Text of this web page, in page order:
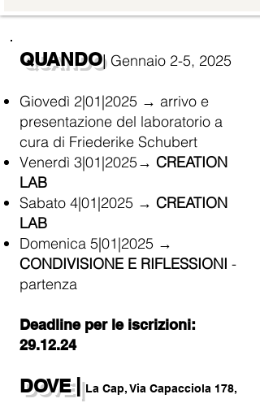
QUANDO| Gennaio 2-5, 2025
Giovedì 2|01|2025 → arrivo e
presentazione del laboratorio a
cura di Friederike Schubert
Venerdì 3|01|2025→ CREATION
LAB
Sabato 4|01|2025 → CREATION
LAB
Domenica 5|01|2025 →
CONDIVISIONE E RIFLESSIONI -
partenza
Deadline per le iscrizioni:
29.12.24
DOVE |La Cap, Via Capacciola 178,